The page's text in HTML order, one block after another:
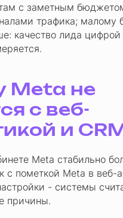
с заметным
трафика; малому
качество лида цифрой
Meta не
с веб-
и CRM
Meta стабильно
с пометкой Meta в веб-
- системы
причины.